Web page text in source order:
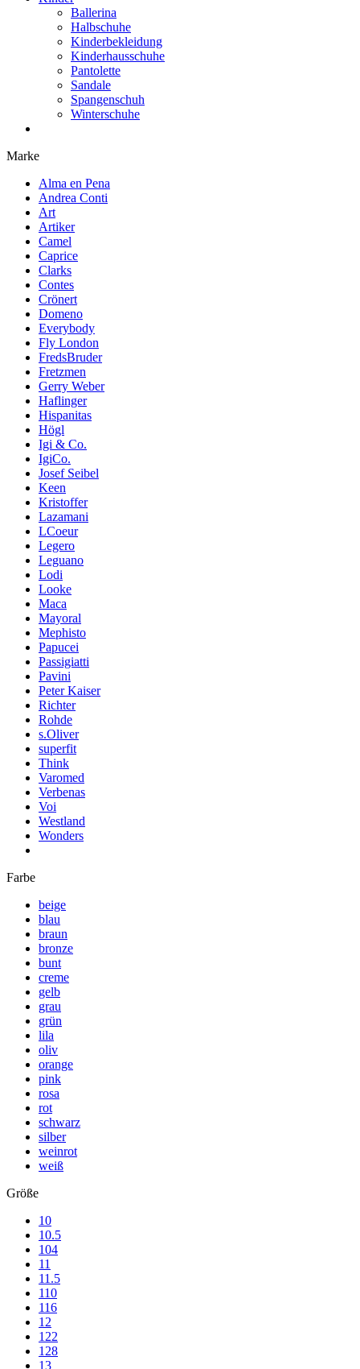
Ballerina
Halbschuhe
Kinderbekleidung
Kinderhausschuhe
Pantolette
Sandale
Spangenschuh
Winterschuhe
Marke
Alma en Pena
Andrea Conti
Art
Artiker
Camel
Caprice
Clarks
Contes
Crönert
Domeno
Everybody
Fly London
FredsBruder
Fretzmen
Gerry Weber
Haflinger
Hispanitas
Högl
Igi & Co.
IgiCo.
Josef Seibel
Keen
Kristoffer
Lazamani
LCoeur
Legero
Leguano
Lodi
Looke
Maca
Mayoral
Mephisto
Papucei
Passigiatti
Pavini
Peter Kaiser
Richter
Rohde
s.Oliver
superfit
Think
Varomed
Verbenas
Voi
Westland
Wonders
Farbe
beige
blau
braun
bronze
bunt
creme
gelb
grau
grün
lila
oliv
orange
pink
rosa
rot
schwarz
silber
weinrot
weiß
Größe
10
10.5
104
11
11.5
110
116
12
122
128
13